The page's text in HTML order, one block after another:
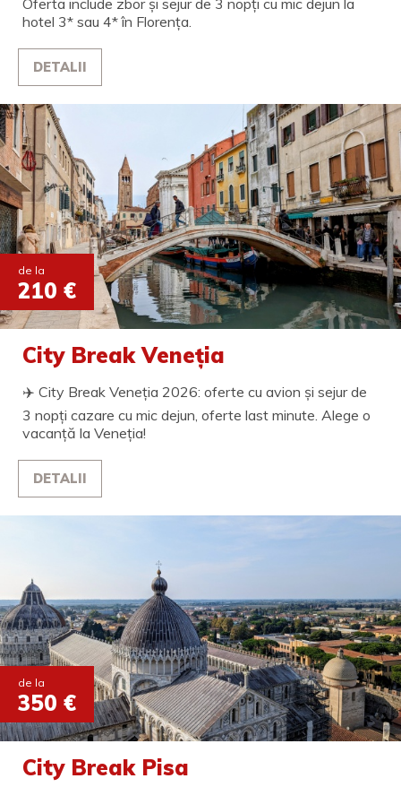
hotel 3* sau 4* în Florența.
DETALII
de la
210 €
City Break Veneția
✈️ City Break Veneția 2026: oferte cu avion și sejur de
3 nopți cazare cu mic dejun, oferte last minute. Alege o
vacanță la Veneția!
DETALII
de la
350 €
City Break Pisa